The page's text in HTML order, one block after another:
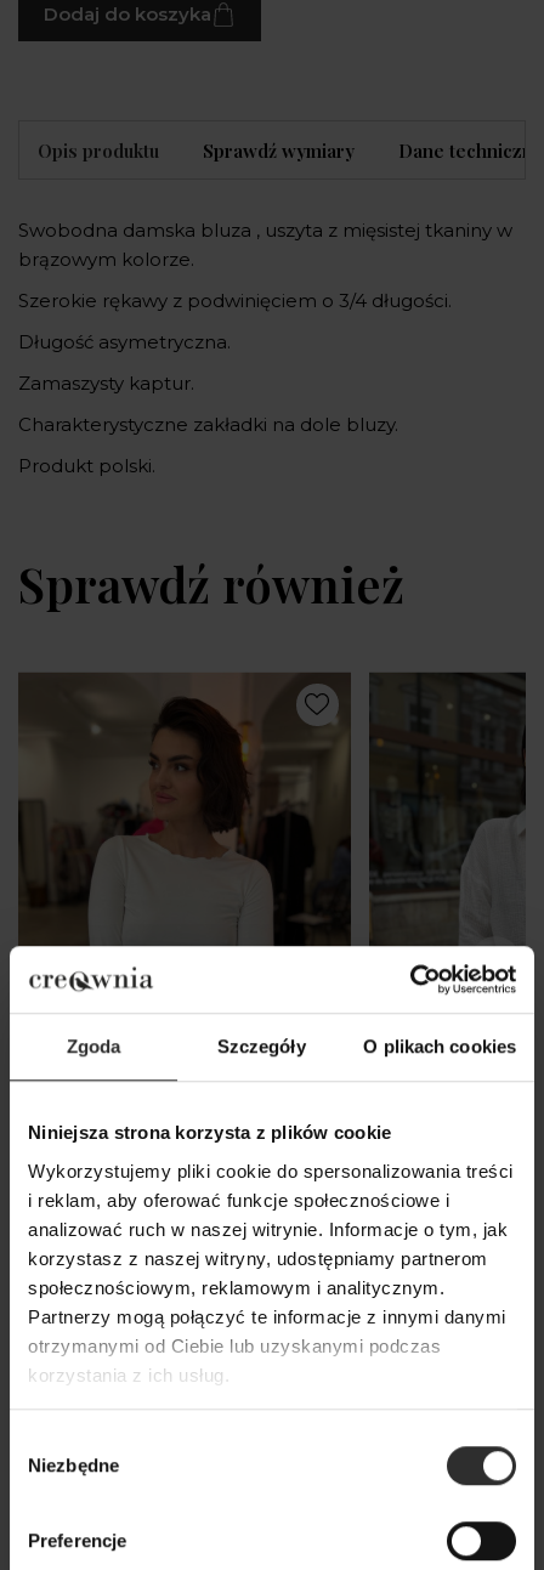
Zgoda Szczegóły O plikach cookies
Niniejsza strona korzysta z plików cookie
Wykorzystujemy pliki cookie do spersonalizowania treści
i reklam, aby oferować funkcje społecznościowe i
analizować ruch w naszej witrynie. Informacje o tym, jak
korzystasz z naszej witryny, udostępniamy partnerom
społecznościowym, reklamowym i analitycznym.
Partnerzy mogą połączyć te informacje z innymi danymi
otrzymanymi od Ciebie lub uzyskanymi podczas
korzystania z ich usług.
zgody
Niezbędne
Preferencje
Dodaj do koszyka
Opis produktu Sprawdź wymiary Dane techniczne
Swobodna damska bluza , uszyta z mięsistej tkaniny w
brązowym kolorze.
Szerokie rękawy z podwinięciem o 3/4 długości.
Długość asymetryczna.
Zamaszysty kaptur.
Charakterystyczne zakładki na dole bluzy.
Produkt polski.
Sprawdź również
Wiskozowa Bluzka na długi
rękaw w kolorze ecru Mery Ecru
179,00 zł
Biała Koszula
kołnierzykiem
guziki Victor
279,00 zł
Popularne produkty